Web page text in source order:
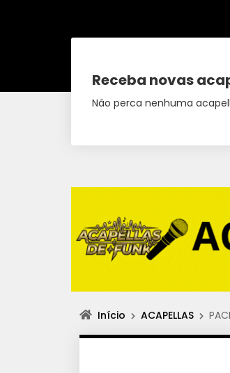
Receba novas
Não perca nenhuma
Início ACAPELLAS